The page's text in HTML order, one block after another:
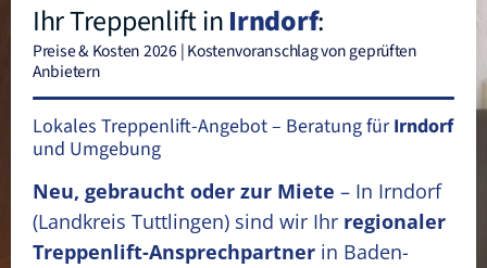
Ihr Treppenlift inIrndorf:
Preise & Kosten 2026 | Kostenvoranschlag von geprüften
Anbietern
Lokales Treppenlift-Angebot – Beratung fürIrndorf
und Umgebung
Neu, gebraucht oder zur Miete – In Irndorf
(Landkreis Tuttlingen) sind wir Ihr regionaler
Treppenlift-Ansprechpartner in Baden-